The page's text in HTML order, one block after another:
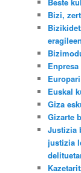
Bizi,
Euskal
Giza
Gizarte
Justizia
justizia